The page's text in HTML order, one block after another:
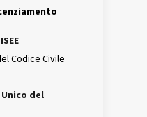
ISEE
Codice Civile
del